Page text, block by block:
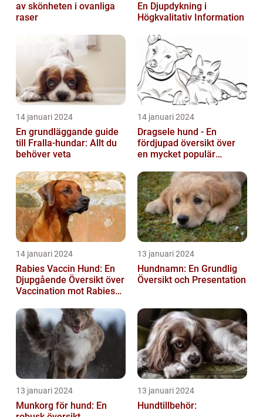
av skönheten i ovanliga
raser
En Djupdykning i
Högkvalitativ Information
14 januari 2024
En grundläggande guide
till Fralla-hundar: Allt du
behöver veta
14 januari 2024
Dragsele hund - En
fördjupad översikt över
en mycket populär
14 januari 2024
Rabies Vaccin Hund: En
Djupgående Översikt över
Vaccination mot Rabies
13 januari 2024
Hundnamn: En Grundlig
Översikt och Presentation
13 januari 2024
Munkorg för hund: En
13 januari 2024
Hundtillbehör: